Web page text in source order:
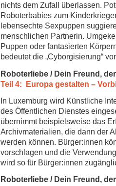
nichts dem Zufall überlassen.
Roboterbabies zum
lebensechte Sexpuppen
menschlichen Partnerin.
Puppen oder fantasierten
bedeutet die „Cyborgisierung“
Roboterliebe / Dein Freund,
Teil 4: Europa gestalten –
In Luxemburg wird Künstliche
des Öffentlichen Dienstes
übernimmt beispielsweise das
Archivmaterialien, die dann der
werden können. Bürger:innen
vorschlagen und die
wird so für Bürger:innen
Roboterliebe / Dein Freund,